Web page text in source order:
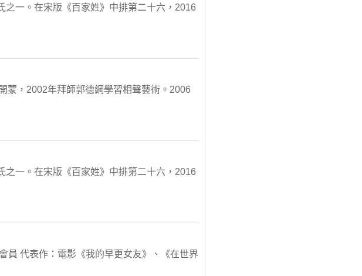
一。在宋版《百家姓》中排第二十六，2016
蒙，2002年拜師郭德綱學習相聲藝術。2006
一。在宋版《百家姓》中排第二十六，2016
員 代表作：電影《我的早更女友》、《在世界